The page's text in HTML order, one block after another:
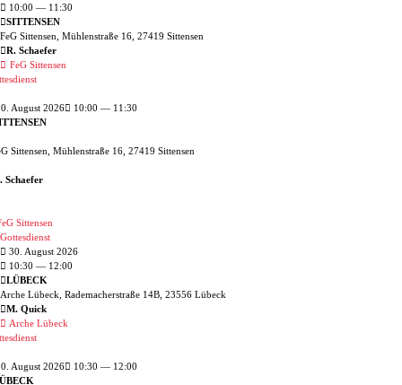
10:00 — 11:30
SITTENSEN
FeG Sittensen, Mühlenstraße 16, 27419 Sittensen
R. Schaefer
FeG Sittensen
August 2026
10:00 — 11:30
Sittensen, Mühlenstraße 16, 27419 Sittensen
Schaefer
Sittensen
Gottesdienst
30. August 2026
10:30 — 12:00
LÜBECK
Arche Lübeck, Rademacherstraße 14B, 23556 Lübeck
M. Quick
Arche Lübeck
August 2026
10:30 — 12:00